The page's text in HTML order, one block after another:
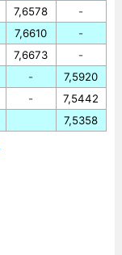
7,6578
7,6610
7,6673
-
-
-
-
-
7,5920
7,5442
7,5358